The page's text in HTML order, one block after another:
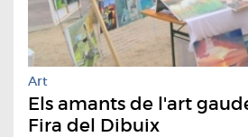
Art
Els amants de l'art
Fira del Dibuix